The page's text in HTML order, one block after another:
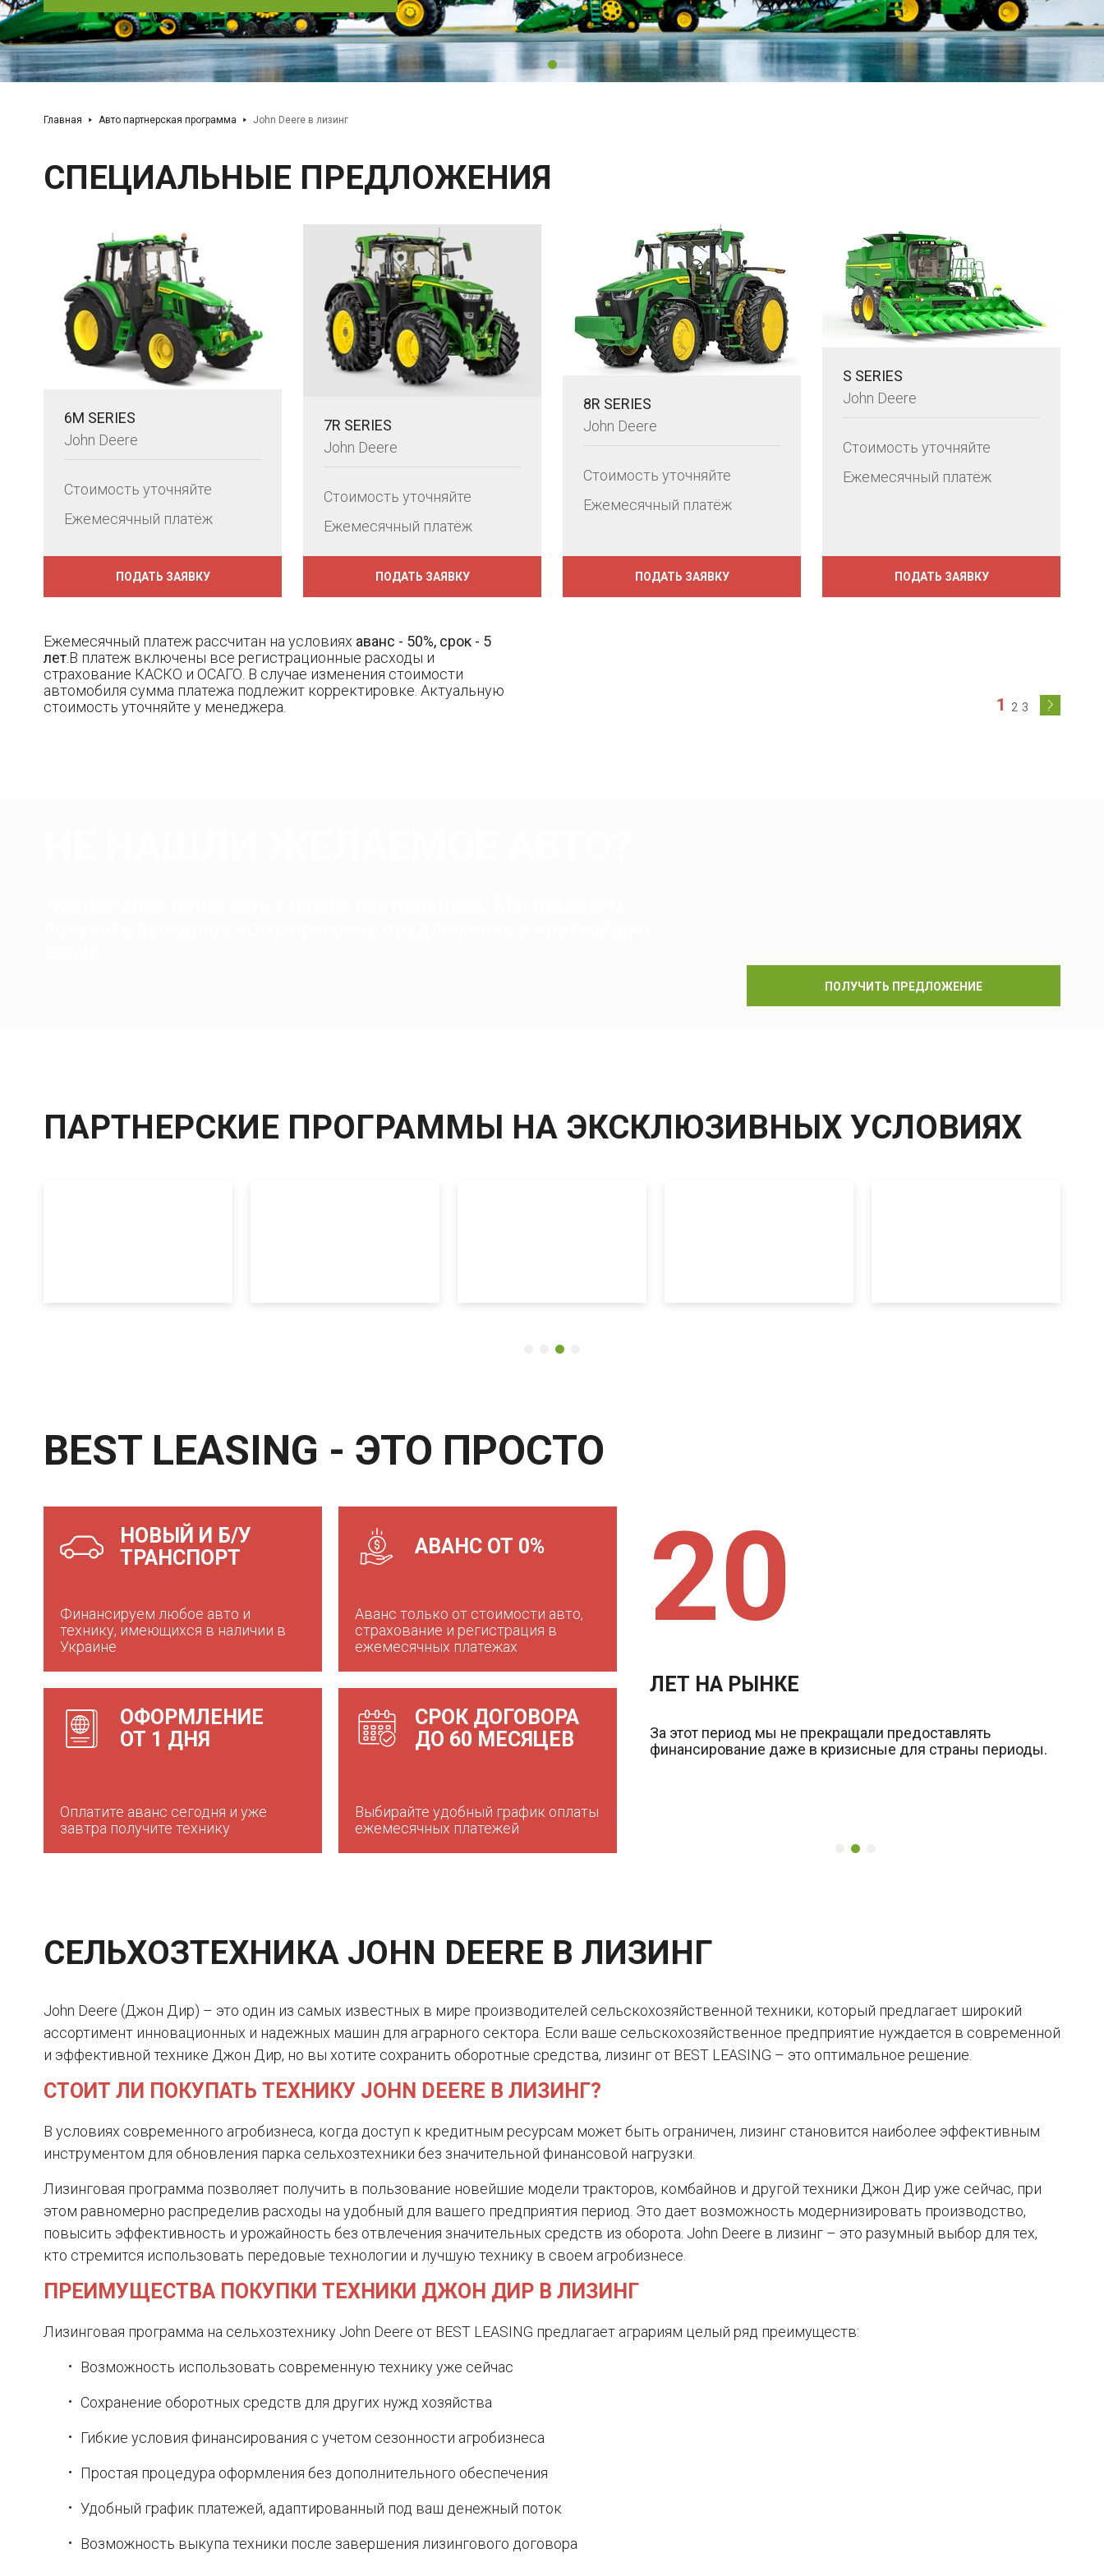
Главная Авто партнерская программа John Deere в лизинг
СПЕЦИАЛЬНЫЕ ПРЕДЛОЖЕНИЯ
6M SERIES
John Deere
Стоимость уточняйте
Ежемесячный платёж
ПОДАТЬ ЗАЯВКУ
7R SERIES
John Deere
Стоимость уточняйте
Ежемесячный платёж
ПОДАТЬ ЗАЯВКУ
8R SERIES
John Deere
Стоимость уточняйте
Ежемесячный платёж
ПОДАТЬ ЗАЯВКУ
S SERIES
John Deere
Стоимость уточняйте
Ежемесячный платёж
ПОДАТЬ ЗАЯВКУ
Ежемесячный платеж рассчитан на условиях аванс - 50%, срок - 5
лет.В платеж включены все регистрационные расходы и
страхование КАСКО и ОСАГО. В случае изменения стоимости
автомобиля сумма платежа подлежит корректировке. Актуальную
стоимость уточняйте у менеджера.
1 2 3
ПОЛУЧИТЬ ПРЕДЛОЖЕНИЕ
ПАРТНЕРСКИЕ ПРОГРАММЫ НА ЭКСКЛЮЗИВНЫХ УСЛОВИЯХ
BEST LEASING - ЭТО ПРОСТО
НОВЫЙ И Б/У
ТРАНСПОРТ
Финансируем любое авто и
технику, имеющихся в наличии в
Украине
АВАНС ОТ 0%
Аванс только от стоимости авто,
страхование и регистрация в
ежемесячных платежах
ОФОРМЛЕНИЕ
ОТ 1 ДНЯ
Оплатите аванс сегодня и уже
завтра получите технику
СРОК ДОГОВОРА
ДО 60 МЕСЯЦЕВ
Выбирайте удобный график оплаты
ежемесячных платежей
20
ЛЕТ НА РЫНКЕ
За этот период мы не прекращали предоставлять
финансирование даже в кризисные для страны периоды.
СЕЛЬХОЗТЕХНИКА JOHN DEERE В ЛИЗИНГ
John Deere (Джон Дир) – это один из самых известных в мире производителей сельскохозяйственной техники, который предлагает широкий
ассортимент инновационных и надежных машин для аграрного сектора. Если ваше сельскохозяйственное предприятие нуждается в современной
и эффективной технике Джон Дир, но вы хотите сохранить оборотные средства, лизинг от BEST LEASING – это оптимальное решение.
СТОИТ ЛИ ПОКУПАТЬ ТЕХНИКУ JOHN DEERE В ЛИЗИНГ?
В условиях современного агробизнеса, когда доступ к кредитным ресурсам может быть ограничен, лизинг становится наиболее эффективным
инструментом для обновления парка сельхозтехники без значительной финансовой нагрузки.
Лизинговая программа позволяет получить в пользование новейшие модели тракторов, комбайнов и другой техники Джон Дир уже сейчас, при
этом равномерно распределив расходы на удобный для вашего предприятия период. Это дает возможность модернизировать производство,
повысить эффективность и урожайность без отвлечения значительных средств из оборота. John Deere в лизинг – это разумный выбор для тех,
кто стремится использовать передовые технологии и лучшую технику в своем агробизнесе.
ПРЕИМУЩЕСТВА ПОКУПКИ ТЕХНИКИ ДЖОН ДИР В ЛИЗИНГ
Лизинговая программа на сельхозтехнику John Deere от BEST LEASING предлагает аграриям целый ряд преимуществ:
Возможность использовать современную технику уже сейчас
Сохранение оборотных средств для других нужд хозяйства
Гибкие условия финансирования с учетом сезонности агробизнеса
Простая процедура оформления без дополнительного обеспечения
Удобный график платежей, адаптированный под ваш денежный поток
Возможность выкупа техники после завершения лизингового договора